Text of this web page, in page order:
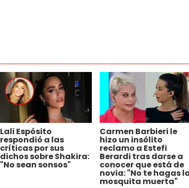
Lali Espósito
respondió a las
críticas por sus
dichos sobre Shakira:
"No sean sonsos"
Carmen Barbieri le
hizo un insólito
reclamo a Estefi
Berardi tras darse a
conocer que está de
novia: "No te hagas
mosquita muerta"